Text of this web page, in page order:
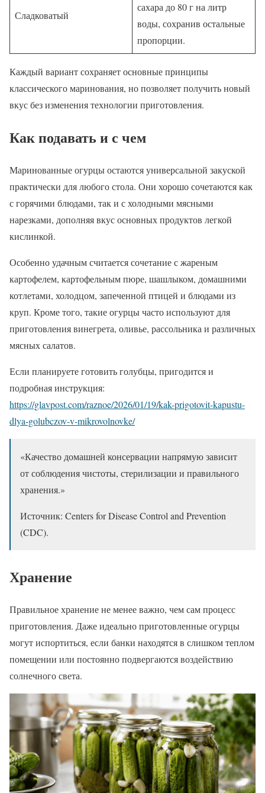
Сладковатый
сахара до 80 г на литр
воды, сохранив остальные
пропорции.
Каждый вариант сохраняет основные принципы
классического маринования, но позволяет получить новый
вкус без изменения технологии приготовления.
Как подавать и с чем
Маринованные огурцы остаются универсальной закуской
практически для любого стола. Они хорошо сочетаются как
с горячими блюдами, так и с холодными мясными
нарезками, дополняя вкус основных продуктов легкой
кислинкой.
Особенно удачным считается сочетание с жареным
картофелем, картофельным пюре, шашлыком, домашними
котлетами, холодцом, запеченной птицей и блюдами из
круп. Кроме того, такие огурцы часто используют для
приготовления винегрета, оливье, рассольника и различных
мясных салатов.
Если планируете готовить голубцы, пригодится и
подробная инструкция:
https://glavpost.com/raznoe/2026/01/19/kak-prigotovit-kapustu-
dlya-golubczov-v-mikrovolnovke/
«Качество домашней консервации напрямую зависит
от соблюдения чистоты, стерилизации и правильного
хранения.»
Источник: Centers for Disease Control and Prevention
(CDC).
Хранение
Правильное хранение не менее важно, чем сам процесс
приготовления. Даже идеально приготовленные огурцы
могут испортиться, если банки находятся в слишком теплом
помещении или постоянно подвергаются воздействию
солнечного света.